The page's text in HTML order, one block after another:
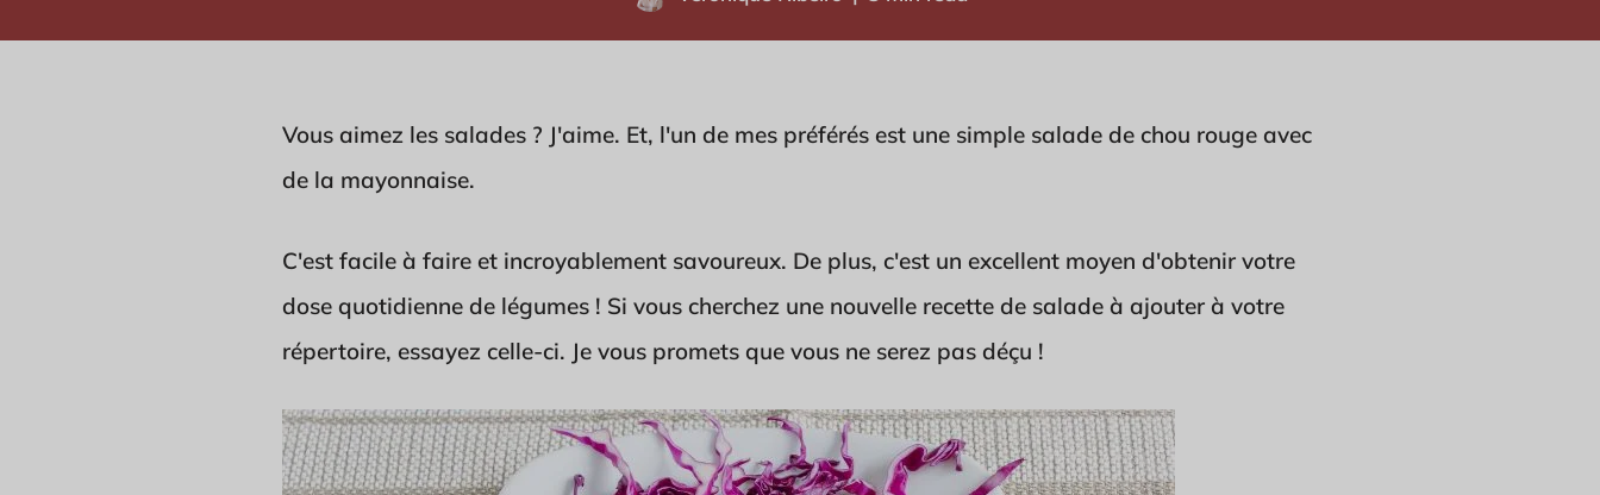
Vous aimez les salades ? J'aime. Et, l'un de mes préférés est une simple salade de chou rouge avec
de la mayonnaise.
C'est facile à faire et incroyablement savoureux. De plus, c'est un excellent moyen d'obtenir votre
dose quotidienne de légumes ! Si vous cherchez une nouvelle recette de salade à ajouter à votre
répertoire, essayez celle-ci. Je vous promets que vous ne serez pas déçu !